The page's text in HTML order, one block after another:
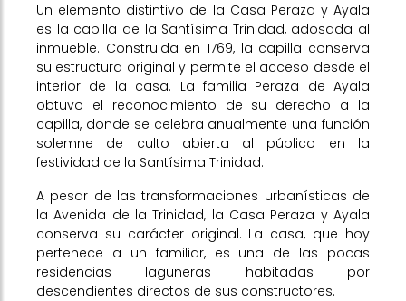
Un elemento distintivo de la Casa Peraza y Ayala
es la capilla de la Santísima Trinidad, adosada al
inmueble. Construida en 1769, la capilla conserva
su estructura original y permite el acceso desde el
interior de la casa. La familia Peraza de Ayala
obtuvo el reconocimiento de su derecho a la
capilla, donde se celebra anualmente una función
solemne de culto abierta al público en la
festividad de la Santísima Trinidad.
A pesar de las transformaciones urbanísticas de
la Avenida de la Trinidad, la Casa Peraza y Ayala
conserva su carácter original. La casa, que hoy
pertenece a un familiar, es una de las pocas
residencias laguneras habitadas por
descendientes directos de sus constructores.